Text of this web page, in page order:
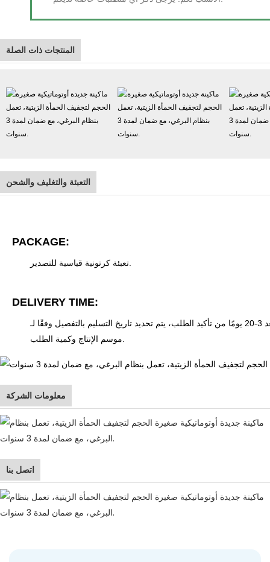
المنتجات ذات الصلة
التعبئة والتغليف والشحن
PACKAGE:
DELIVERY TIME:
بالتفصيل وفقًا لـ
معلومات الشركة
اتصل بنا